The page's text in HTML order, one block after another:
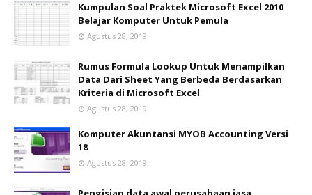
Kumpulan Soal Praktek Microsoft Excel 2010
Belajar Komputer Untuk Pemula
Agustus 28, 2019
Rumus Formula Lookup Untuk Menampilkan
Data Dari Sheet Yang Berbeda Berdasarkan
Kriteria di Microsoft Excel
Agustus 28, 2019
Komputer Akuntansi MYOB Accounting Versi
18
Agustus 28, 2019